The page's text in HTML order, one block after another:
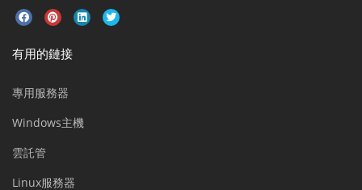
有用的鏈接
專用服務器
Windows主機
雲託管
Linux服務器